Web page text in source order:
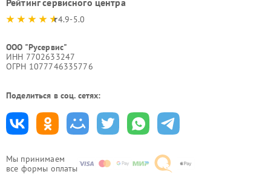
Мы принимаем
все формы оплаты
Рейтинг сервисного центра
4.9-5.0
ООО "Русервис"
ИНН 7702633247
ОГРН 1077746335776
Поделиться в соц. сетях: